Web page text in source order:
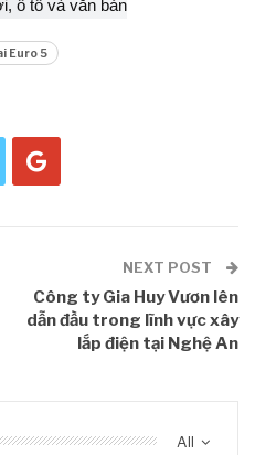
Euro 5
NEXT POST
Công ty Gia Huy Vươn lên
dẫn đầu trong lĩnh vực xây
lắp điện tại Nghệ An
All